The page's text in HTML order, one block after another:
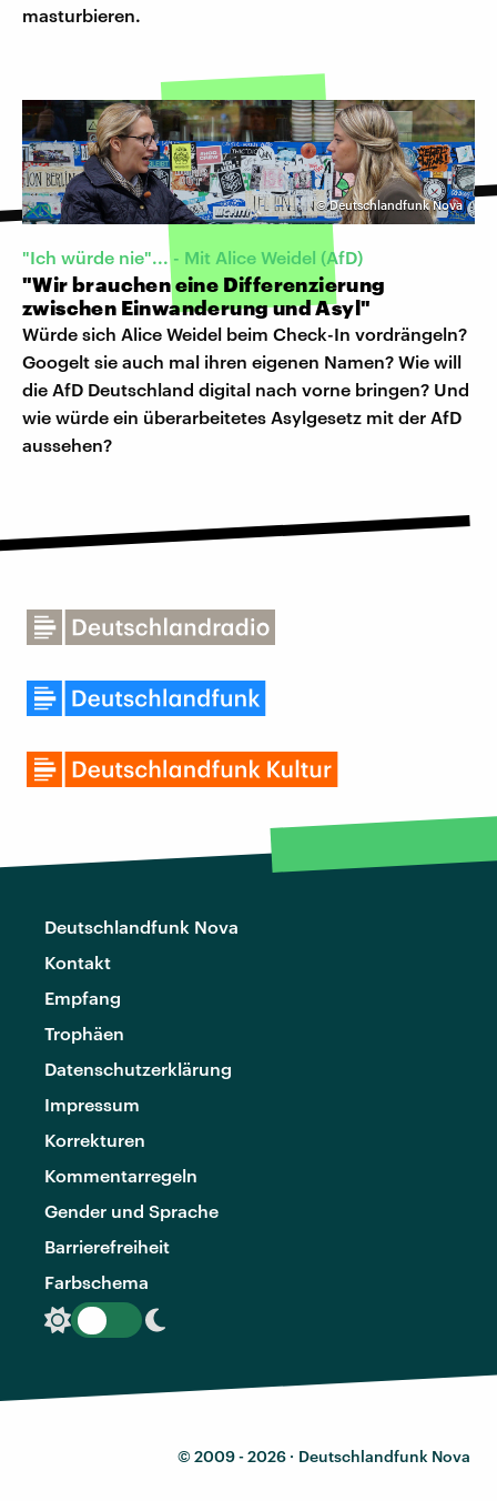
masturbieren.
©Deutschlandfunk Nova
"Ich würde nie"... - Mit Alice Weidel (AfD)
"Wir brauchen eine Differenzierung
zwischen Einwanderung und Asyl"
Würde sich Alice Weidel beim Check-In vordrängeln?
Googelt sie auch mal ihren eigenen Namen? Wie will
die AfD Deutschland digital nach vorne bringen? Und
wie würde ein überarbeitetes Asylgesetz mit der AfD
aussehen?
Deutschlandfunk Nova
Kontakt
Empfang
Trophäen
Datenschutzerklärung
Impressum
Korrekturen
Kommentarregeln
Gender und Sprache
Barrierefreiheit
Farbschema
© 2009 - 2026 · Deutschlandfunk Nova